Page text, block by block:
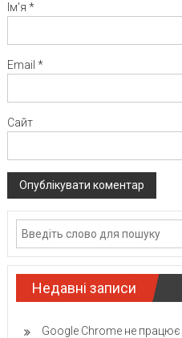
Ім'я *
Email *
Сайт
Недавні записи
Google Chrome не працює